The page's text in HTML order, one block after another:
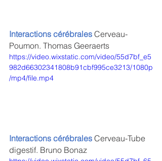
Interactions cérébrales Cerveau-
Poumon. Thomas Geeraerts
https://video.wixstatic.com/video/55d7bf_e5
982d66302341808b91cbf995ce3213/1080p
/mp4/file.mp4
Interactions cérébrales Cerveau-Tube
digestif. Bruno Bonaz